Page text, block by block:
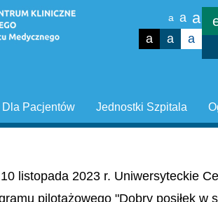
a a a
a a a
Jednostki Szpitala
Dla Pacjentów
listopada 2023 r. Uniwersyteckie
pilotażowego "Dobry posiłek